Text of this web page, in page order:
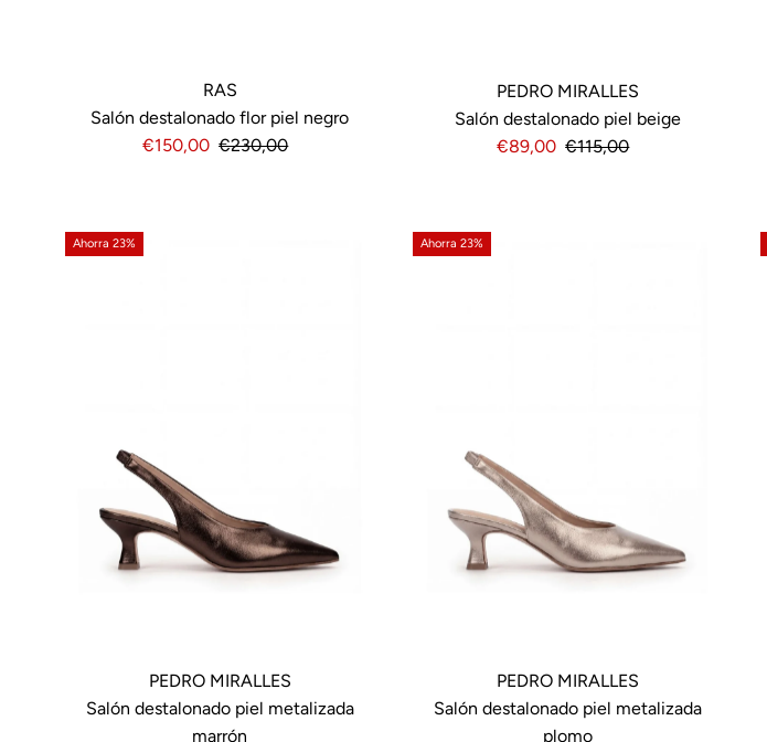
RAS
Salón destalonado flor piel negro
Precio
€150,00 Precio
€230,00
PEDRO MIRALLES
Salón destalonado piel beige
Precio
€89,00 Precio
€115,00
Ahorra 23%
PEDRO MIRALLES
Salón destalonado piel metalizada
marrón
Ahorra 23%
PEDRO MIRALLES
Salón destalonado piel metalizada
plomo